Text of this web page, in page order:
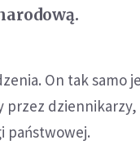
On tak samo
przez
państwowej.